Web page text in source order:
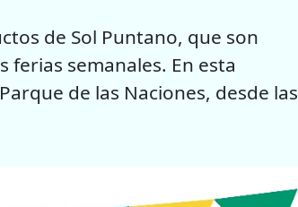
de Sol Puntano, que son
ferias semanales. En esta
de las Naciones, desde las